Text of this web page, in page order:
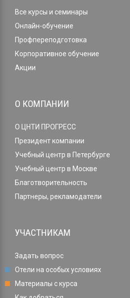
Все курсы и семинары
Онлайн-обучение
Профпереподготовка
Корпоративное обучение
Акции
О КОМПАНИИ
О ЦНТИ ПРОГРЕСС
Президент компании
Учебный центр в Петербурге
Учебный центр в Москве
Благотворительность
Партнеры, рекламодатели
УЧАСТНИКАМ
Задать вопрос
Отели на особых условиях
Материалы с курса